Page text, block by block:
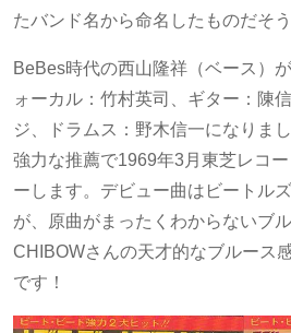
たバンド名から命名したものだそう
BeBes時代の西山隆祥（ベース）
ォーカル：竹村英司、ギター：陳
ジ、ドラムス：野木信一になりま
強力な推薦で1969年3月東芝レコ
ーします。デビュー曲はビートル
が、原曲がまったくわからないブ
CHIBOWさんの天才的なブルース
です！